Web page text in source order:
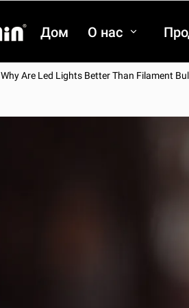
Дом О нас
Why Are Led Lights Better Than Filament